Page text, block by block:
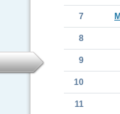
7
8
9
10
11